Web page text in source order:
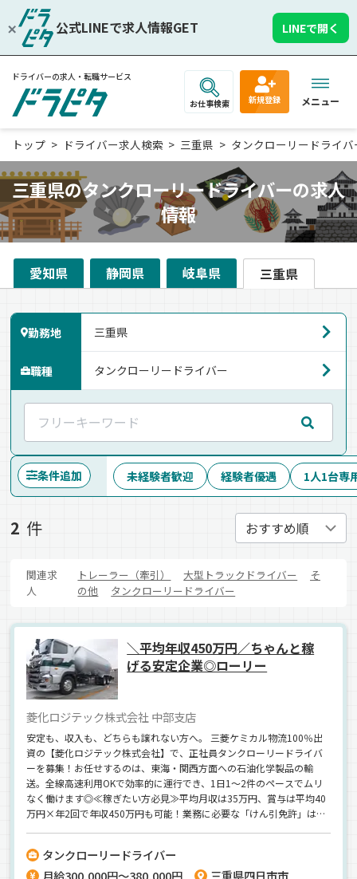
公式LINEで求人情報GET LINEで開く
ドライバーの求人・転職サービス
お仕事検索 新規登録 メニュー
トップ ドライバー求人検索 三重県 タンクローリードライバ
三重県のタンクローリードライバーの求人
情報
愛知県 静岡県 岐阜県 三重県
勤務地
職種
条件追加 未経験者歓迎 経験者優遇 1人1台専
2 件
関連求
人
トレーラー（牽引） 大型トラックドライバー
そ
の他
タンクローリードライバー
＼平均年収450万円／ちゃんと稼
げる安定企業◎ローリー
菱化ロジテック株式会社 中部支店
安定も、収入も、どちらも譲れない方へ。 三菱ケミカル物流100％出
資の【菱化ロジテック株式会社】で、正社員タンクローリードライバ
ーを募集！お任せするのは、東海・関西方面への石油化学製品の輸
送。全線高速利用OKで効率的に運行でき、1日1～2件のペースでムリ
なく働けます◎≪稼ぎたい方必見≫平均月収は35万円、賞与は平均40
万円×年2回で年収450万円も可能！業務に必要な「けん引免許」は会
スタッフが担当し、同じ商材を運ぶため洗浄作業もなし！運転に集中
できる環境が整っています★「休みやすさ」はドライバーからお墨付
タンクローリードライバー
月給300,000円～380,000円
三重県四日市市